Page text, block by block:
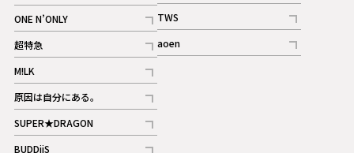
記事
ONE N’ONLY
記事
超特急
記事
M!LK
記事
原因は自分にある。
記事
SUPER★DRAGON
記事
BUDDiiS
記事
TWS
記事
aoen
記事